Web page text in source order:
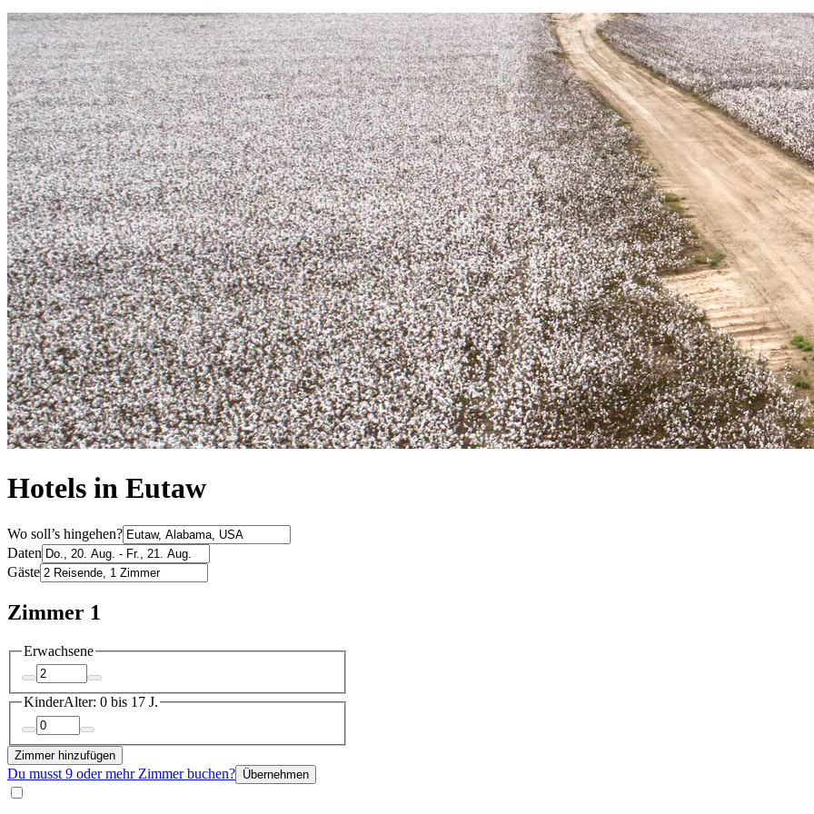
Hotels in Eutaw
Wo soll’s hingehen?
Daten
Gäste
Zimmer 1
Erwachsene
KinderAlter: 0 bis 17 J.
Zimmer hinzufügen
Du musst 9 oder mehr Zimmer buchen? Übernehmen